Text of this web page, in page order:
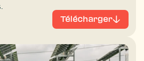
Télécharger